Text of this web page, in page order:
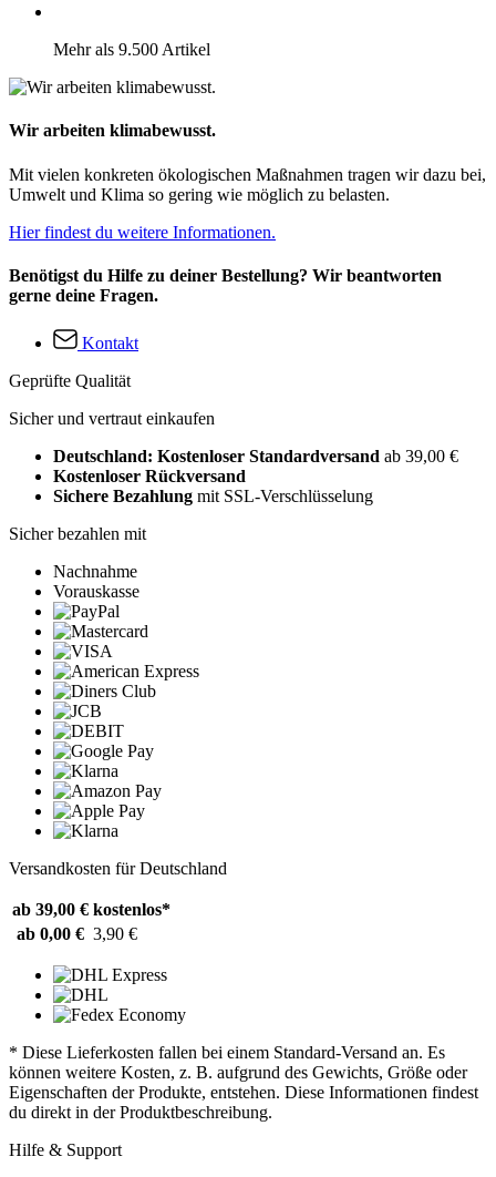
Mehr als 9.500 Artikel
Wir arbeiten klimabewusst.
Mit vielen konkreten ökologischen Maßnahmen tragen wir dazu bei,
Umwelt und Klima so gering wie möglich zu belasten.
Hier findest du weitere Informationen.
Benötigst du Hilfe zu deiner Bestellung? Wir beantworten
gerne deine Fragen.
Kontakt
Geprüfte Qualität
Sicher und vertraut einkaufen
Deutschland: Kostenloser Standardversand ab 39,00 €
Kostenloser Rückversand
Sichere Bezahlung mit SSL-Verschlüsselung
Sicher bezahlen mit
Nachnahme
Vorauskasse
Versandkosten für Deutschland
ab 39,00 € kostenlos*
ab 0,00 € 3,90 €
* Diese Lieferkosten fallen bei einem Standard-Versand an. Es
können weitere Kosten, z. B. aufgrund des Gewichts, Größe oder
Eigenschaften der Produkte, entstehen. Diese Informationen findest
du direkt in der Produktbeschreibung.
Hilfe & Support